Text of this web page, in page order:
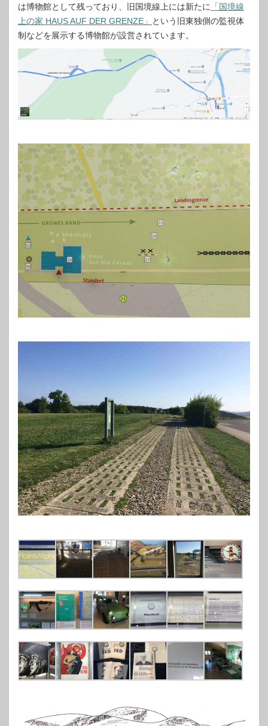
は博物館として残っており、旧国境線上には新たに
「国境線
上の家 HAUS AUF DER GRENZE」
という旧東独側の監視体
制などを展示する博物館が設営されています。